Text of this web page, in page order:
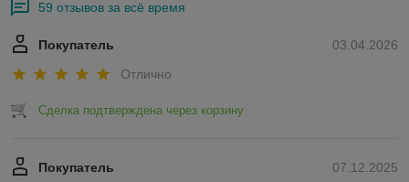
59 отзывов за всё время
03.04.2026
Покупатель
Отлично
Сделка подтверждена через корзину
07.12.2025
Покупатель